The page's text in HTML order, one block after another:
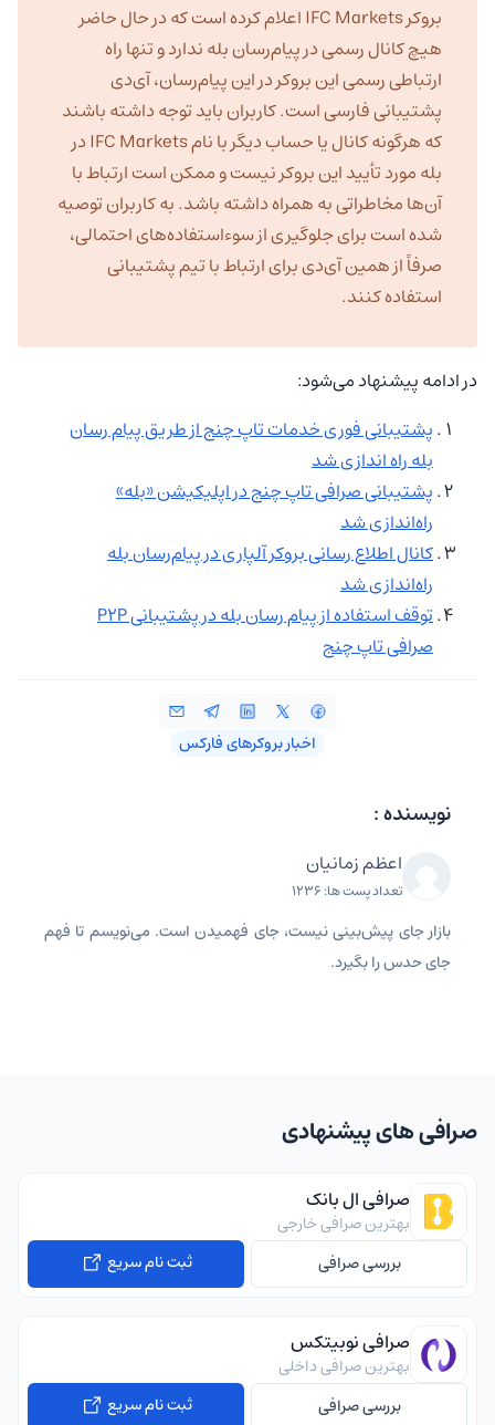
بروکر IFC Markets اعلام کرده است که در حال حاضر
هیچ کانال رسمی در پیام‌رسان بله ندارد و تنها راه
ارتباطی رسمی این بروکر در این پیام‌رسان، آی‌دی
پشتیبانی فارسی است. کاربران باید توجه داشته باشند
که هرگونه کانال یا حساب دیگر با نام IFC Markets در
بله مورد تأیید این بروکر نیست و ممکن است ارتباط با
آن‌ها مخاطراتی به همراه داشته باشد. به کاربران توصیه
شده است برای جلوگیری از سوءاستفاده‌های احتمالی،
صرفاً از همین آی‌دی برای ارتباط با تیم پشتیبانی
استفاده کنند.
در ادامه پیشنهاد می‌شود:
پشتیبانی فوری خدمات تاپ چنج از طریق پیام رسان
بله راه‌ اندازی شد
پشتیبانی صرافی تاپ چنج در اپلیکیشن «بله»
راه‌اندازی شد
کانال اطلاع رسانی بروکر آلپاری در پیام‌رسان بله
راه‌اندازی شد
توقف استفاده از پیام‌ رسان بله در پشتیبانی P2P
صرافی تاپ‌ چنج
اخبار بروکرهای فارکس
نویسنده :
اعظم زمانیان
تعداد پست ها: 1236
بازار جای پیش‌بینی نیست، جای فهمیدن است. می‌نویسم تا فهم
جای حدس را بگیرد.
صرافی های پیشنهادی
صرافی ال بانک
بهترین صرافی خارجی
بررسی صرافی
ثبت نام سریع
صرافی نوبیتکس
بهترین صرافی داخلی
بررسی صرافی
ثبت نام سریع